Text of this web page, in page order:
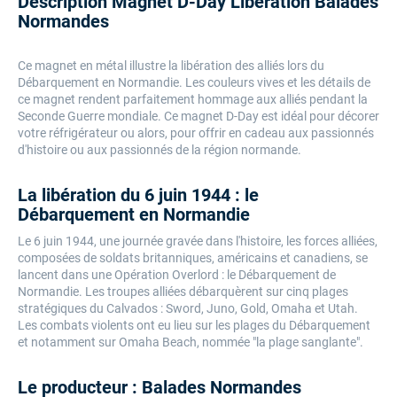
Normandes
Ce magnet en métal illustre la libération des alliés lors du
Débarquement en Normandie. Les couleurs vives et les détails de
ce magnet rendent parfaitement hommage aux alliés pendant la
Seconde Guerre mondiale. Ce magnet D-Day est idéal pour décorer
votre réfrigérateur ou alors, pour offrir en cadeau aux passionnés
d'histoire ou aux passionnés de la région normande.
La libération du 6 juin 1944 : le
Débarquement en Normandie
Le 6 juin 1944, une journée gravée dans l'histoire, les forces alliées,
composées de soldats britanniques, américains et canadiens, se
lancent dans une Opération Overlord : le Débarquement de
Normandie. Les troupes alliées débarquèrent sur cinq plages
stratégiques du Calvados : Sword, Juno, Gold, Omaha et Utah.
Les combats violents ont eu lieu sur les plages du Débarquement
et notamment sur Omaha Beach, nommée "la plage sanglante".
Le producteur : Balades Normandes